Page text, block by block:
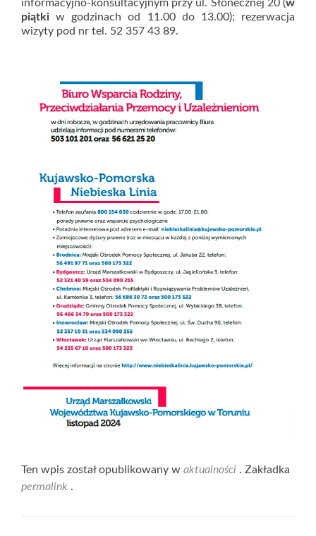
informacyjno-konsultacyjnym przy ul. Słonecznej 20 (w
piątki w godzinach od 11.00 do 13.00); rezerwacja
wizyty pod nr tel. 52 357 43 89.
Ten wpis został opublikowany w aktualności . Zakładka
permalink .